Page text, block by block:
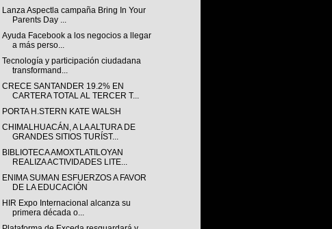
Lanza Aspectla campaña Bring In Your
Parents Day ...
Ayuda Facebook a los negocios a llegar
a más perso...
Tecnología y participación ciudadana
transformand...
CRECE SANTANDER 19.2% EN
CARTERA TOTAL AL TERCER T...
PORTA H.STERN KATE WALSH
CHIMALHUACÁN, A LA ALTURA DE
GRANDES SITIOS TURÍST...
BIBLIOTECA AMOXTLATILOYAN
REALIZA ACTIVIDADES LITE...
ENIMA SUMAN ESFUERZOS A FAVOR
DE LA EDUCACIÓN
HIR Expo Internacional alcanza su
primera década o...